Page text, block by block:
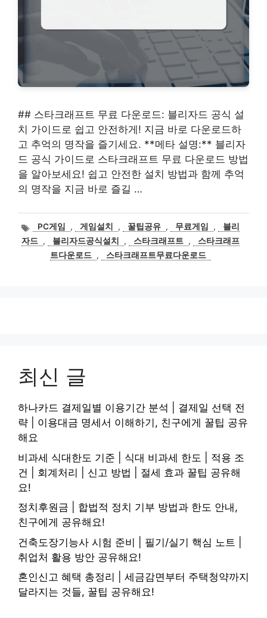
## 스타크래프트 무료 다운로드: 블리자드 공식 설
치 가이드로 쉽고 안전하게! 지금 바로 다운로드하
고 추억의 명작을 즐기세요. **메타 설명:** 블리자
드 공식 가이드로 스타크래프트 무료 다운로드 방법
을 알아보세요! 쉽고 안전한 설치 방법과 함께 추억
의 명작을 지금 바로 즐길 …
태
그
PC게임 , 게임설치 , 꿀팁공유 , 무료게임 ,
블리
자드 , 블리자드공식설치 , 스타크래프트 ,
스타크래프
트다운로드 , 스타크래프트무료다운로드
최신 글
하나카드 결제일별 이용기간 분석 | 결제일 선택 전
략 | 이용대금 명세서 이해하기, 친구에게 꿀팁 공유
해요
비과세 식대한도 기준 | 식대 비과세 한도 | 적용 조
건 | 회계처리 | 신고 방법 | 절세 효과 꿀팁 공유해
요!
정치후원금 | 합법적 정치 기부 방법과 한도 안내,
친구에게 공유해요!
건축도장기능사 시험 준비 | 필기/실기 핵심 노트 |
취업처 활용 방안 공유해요!
혼인신고 혜택 총정리 | 세금감면부터 주택청약까지
달라지는 것들, 꿀팁 공유해요!